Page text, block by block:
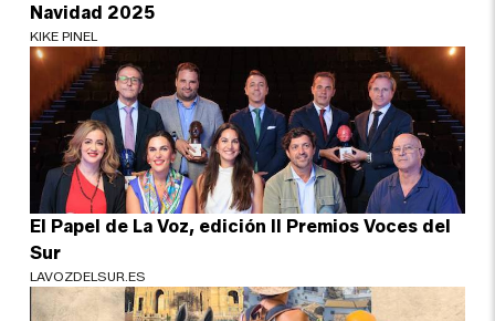
Navidad 2025
KIKE PINEL
El Papel de La Voz, edición II Premios Voces del
Sur
LAVOZDELSUR.ES